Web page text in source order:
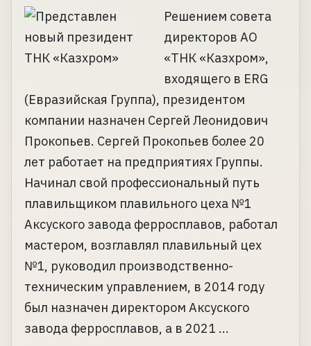
Решением совета
директоров АО
«ТНК «Казхром»,
входящего в ERG
(Евразийская Группа), президентом
компании назначен Сергей Леонидович
Прокопьев. Сергей Прокопьев более 20
лет работает на предприятиях Группы.
Начинал свой профессиональный путь
плавильщиком плавильного цеха №1
Аксуского завода ферросплавов, работал
мастером, возглавлял плавильный цех
№1, руководил производственно-
техническим управлением, в 2014 году
был назначен директором Аксуского
завода ферросплавов, а в 2021 ...